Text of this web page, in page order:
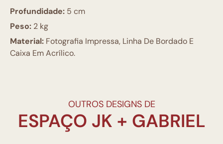
Profundidade: 5 cm
Peso: 2 kg
Material: Fotografia Impressa, Linha De Bordado E
Caixa Em Acrílico.
OUTROS DESIGNS DE